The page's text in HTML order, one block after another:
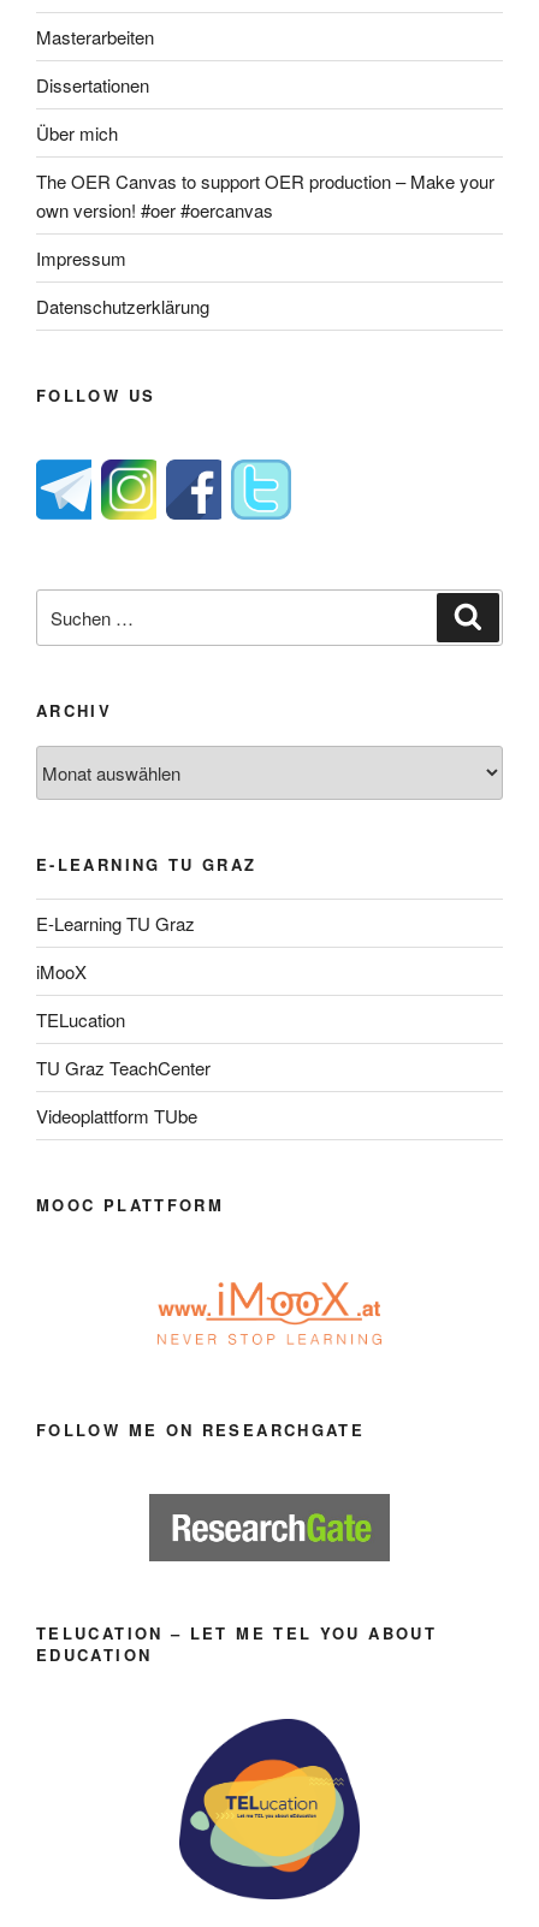
Masterarbeiten
Dissertationen
Über mich
The OER Canvas to support OER production – Make your
own version! #oer #oercanvas
Impressum
Datenschutzerklärung
FOLLOW US
nach:
ARCHIV
E-LEARNING TU GRAZ
E-Learning TU Graz
iMooX
TELucation
TU Graz TeachCenter
Videoplattform TUbe
MOOC PLATTFORM
FOLLOW ME ON RESEARCHGATE
TELUCATION – LET ME TEL YOU ABOUT
EDUCATION